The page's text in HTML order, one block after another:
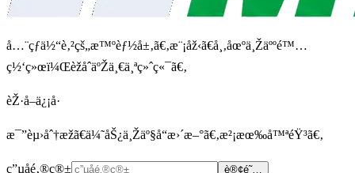
å…¨çƒä½“è‚²çš„æ™ºèƒ½å±‚ã€‚æ¨¡åž‹ã€å¸‚åœºä¸Žäººé™…
ç½‘ç»œï¼ŒèžåˆäºŽä¸€ä¸ªç»ˆç«¯ã€‚
èŽ·å–ä¿¡å·
æ¯”èµ›åˆ†æžã€ä¼˜åŠ¿ä¸Žäº§å“æ›´æ–°ã€‚æ²¡æœ‰å™ªéŸ³ã€‚
ç”µå­é‚®ç®± è®¢é˜…